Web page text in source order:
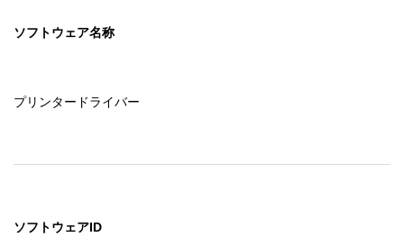
ソフトウェア名称
プリンタードライバー
ソフトウェアID